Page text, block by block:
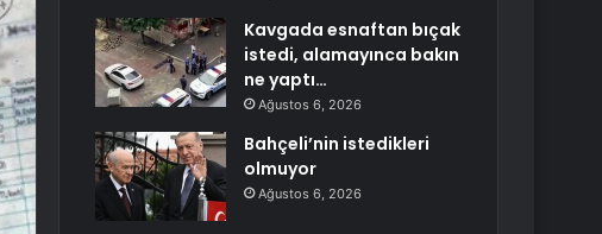
Kavgada esnaftan bıçak
istedi, alamayınca bakın
ne yaptı…
Ağustos 6, 2026
Bahçeli’nin istedikleri
olmuyor
Ağustos 6, 2026